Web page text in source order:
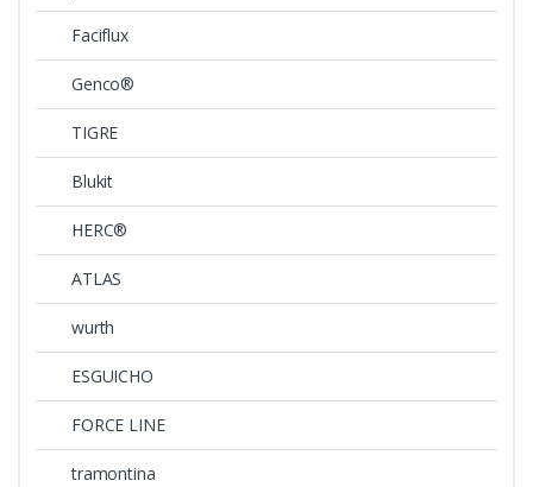
Faciflux
Genco®
TIGRE
Blukit
HERC®
ATLAS
wurth
ESGUICHO
FORCE LINE
tramontina